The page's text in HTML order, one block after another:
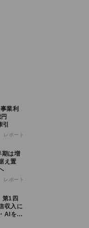
業利
円
レポート
期は増
え置
レポート
収入に
AIを強